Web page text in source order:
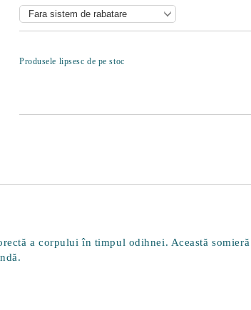
Produsele lipsesc de pe stoc
a corpului în timpul odihnei. Această